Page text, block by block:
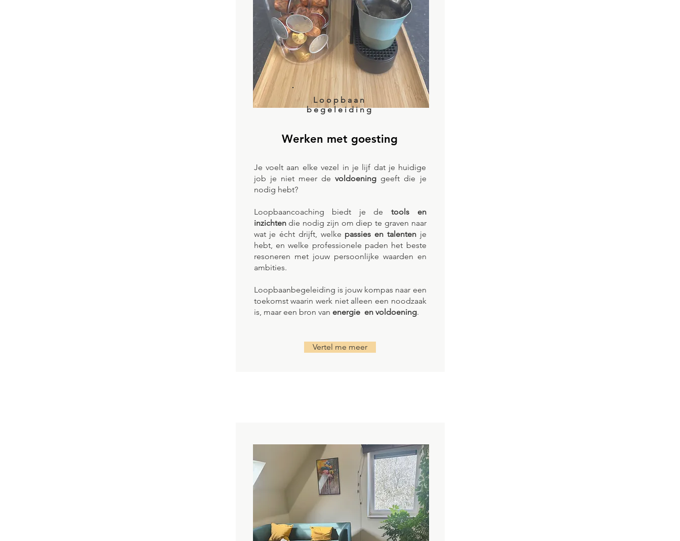
Loopbaan
begeleiding
Werken met goesting
Je voelt aan elke vezel in je lijf dat je huidige
job je niet meer devoldoening geeft die je
nodig hebt?
Loopbaancoaching biedt je de tools en
inzichten die nodig zijn om diep te graven naar
wat je écht drijft, welke passies en talentenje
hebt, en welke professionele paden het beste
resoneren met jouw persoonlijke waarden en
ambities.
Loopbaanbegeleiding is jouw kompas naar een
toekomst waarin werk niet alleen een noodzaak
is, maar een bron van energie en voldoening.
Vertel me meer